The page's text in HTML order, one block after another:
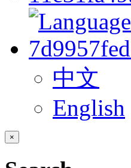
中文
English
×